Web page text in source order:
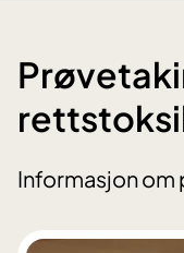
Informasjon